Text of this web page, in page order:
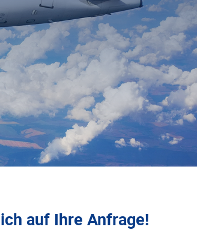
auf Ihre Anfrage!